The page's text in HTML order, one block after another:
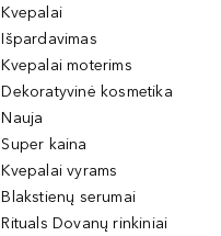
Kvepalai
Išpardavimas
Kvepalai moterims
Dekoratyvinė kosmetika
Nauja
Super kaina
Kvepalai vyrams
Blakstienų serumai
Rituals Dovanų rinkiniai